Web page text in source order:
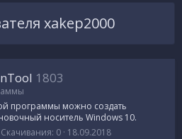
xakep2000
1803
программы можно создать
носитель Windows 10.
Скачивания 0 18.09.2018